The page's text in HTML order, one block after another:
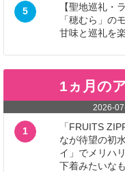
5
【聖地巡礼・
「穂むら」の
甘味と巡礼を
1ヵ月の
2026-
1
「FRUITS
なが待望の初
イ」でメリハ
下着みたいな